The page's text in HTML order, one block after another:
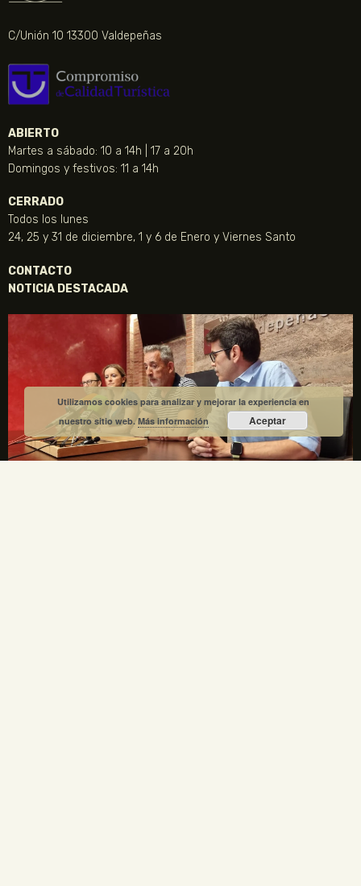
C/Unión 10 13300 Valdepeñas
ABIERTO
Martes a sábado: 10 a 14h | 17 a 20h
Domingos y festivos: 11 a 14h
CERRADO
Todos los lunes
24, 25 y 31 de diciembre, 1 y 6 de Enero y Viernes Santo
CONTACTO
NOTICIA DESTACADA
Utilizamos cookies para analizar y mejorar la experiencia en
nuestro sitio web.Más información Aceptar